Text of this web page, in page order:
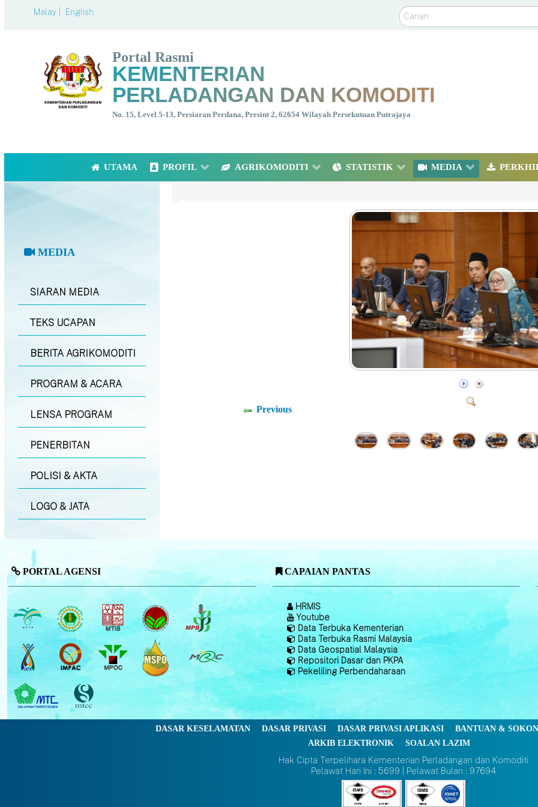
Malay | English Carian
Portal Rasmi
KEMENTERIAN
PERLADANGAN DAN KOMODITI
No. 15, Level 5-13, Persiaran Perdana, Presint 2, 62654 Wilayah Persekutuan Putrajaya
UTAMA PROFIL AGRIKOMODITI STATISTIK MEDIA
MEDIA
SIARAN MEDIA
TEKS UCAPAN
BERITA AGRIKOMODITI
PROGRAM & ACARA
LENSA PROGRAM
PENERBITAN
POLISI & AKTA
LOGO & JATA
Previous
PORTAL AGENSI CAPAIAN PANTAS
HRMIS
Youtube
Data Terbuka Kementerian
Data Terbuka Rasmi Malaysia
Data Geospatial Malaysia
Repositori Dasar dan PKPA
Pekeliling Perbendaharaan
DASAR KESELAMATAN DASAR PRIVASI DASAR PRIVASI APLIKASI
BANTUAN &
ARKIB ELEKTRONIK
SOALAN LAZIM
Hak Cipta Terpelihara Kementerian Perladangan dan Komoditi
Pelawat Hari Ini : 5699 | Pelawat Bulan : 97694